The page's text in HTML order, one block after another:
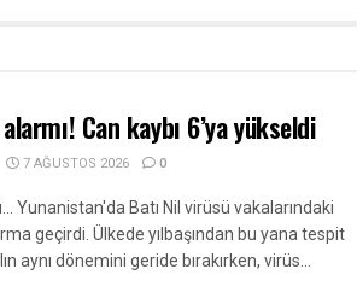
Can kaybı 6’ya yükseldi
7 AĞUSTOS 2026 0
Yunanistan'da Batı Nil virüsü vakalarındaki
geçirdi. Ülkede yılbaşından bu yana tespit
aynı dönemini geride bırakırken, virüs...